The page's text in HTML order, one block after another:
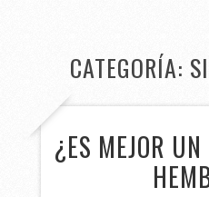
CATEGORÍA:
¿ES MEJOR